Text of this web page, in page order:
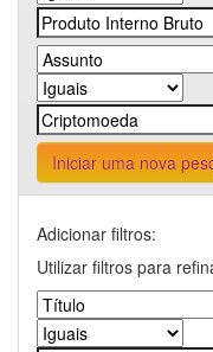
Iniciar uma nova
Adicionar filtros:
Utilizar filtros para